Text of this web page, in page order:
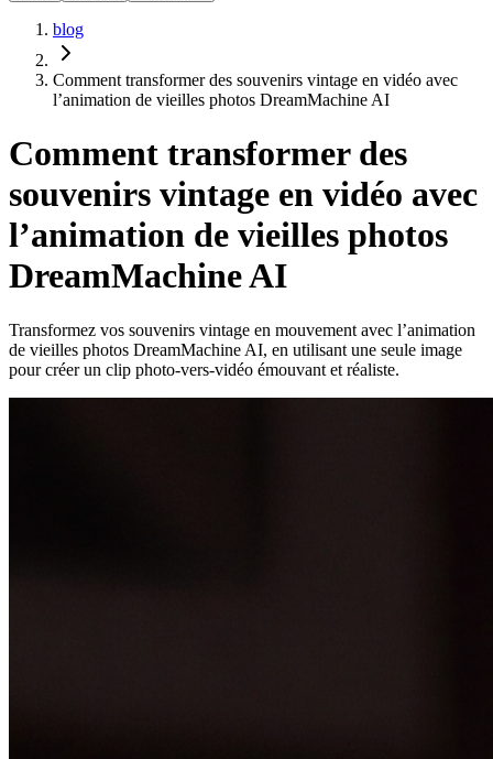
blog
Comment transformer des souvenirs vintage en vidéo avec
l’animation de vieilles photos DreamMachine AI
Comment transformer des
souvenirs vintage en vidéo avec
l’animation de vieilles photos
DreamMachine AI
Transformez vos souvenirs vintage en mouvement avec l’animation
de vieilles photos DreamMachine AI, en utilisant une seule image
pour créer un clip photo‑vers‑vidéo émouvant et réaliste.